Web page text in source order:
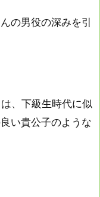
の男役の深みを引
、下級生時代に似
い貴公子のような